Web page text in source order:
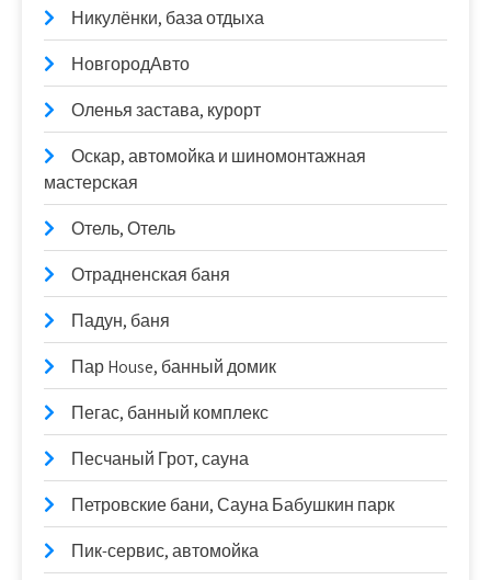
Никулёнки, база отдыха
НовгородАвто
Оленья застава, курорт
Оскар, автомойка и шиномонтажная
мастерская
Отель, Отель
Отрадненская баня
Падун, баня
Пар House, банный домик
Пегас, банный комплекс
Песчаный Грот, сауна
Петровские бани, Сауна Бабушкин парк
Пик-сервис, автомойка